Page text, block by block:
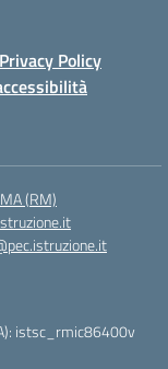
Privacy Policy
(RM)
istsc_rmic86400v